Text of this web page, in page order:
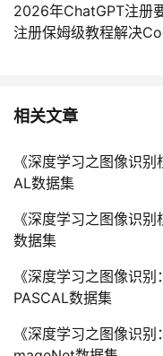
2026年ChatGPT注册
注册保姆级教程解决
相关文章
《深度学习之图像识别
AL数据集
《深度学习之图像识别
数据集
《深度学习之图像识别：
PASCAL数据集
《深度学习之图像识别：